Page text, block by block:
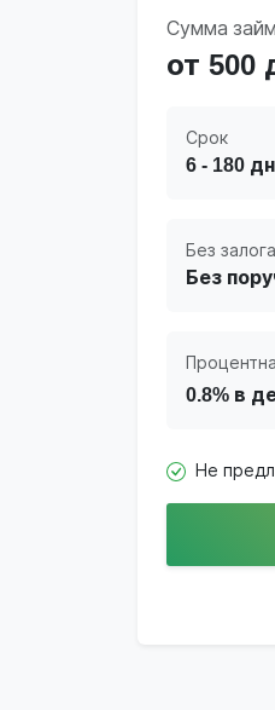
Сумма
от 500
Срок
6 - 180
Без залога
Без
0.8% в
Не